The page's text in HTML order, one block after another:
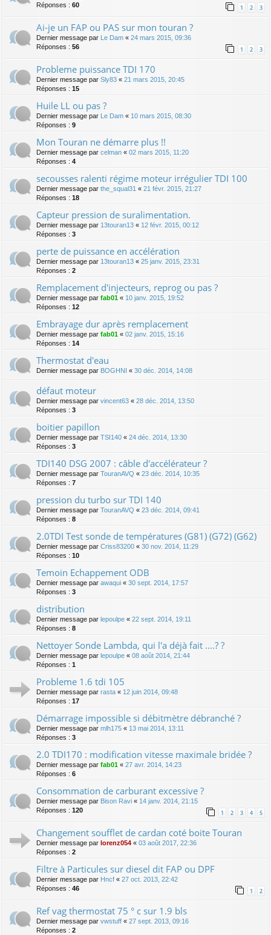
Réponses : 60 1 2 3
Ai-je un FAP ou PAS sur mon touran ?
Dernier message par Le Dam « 24 mars 2015, 09:36
Réponses : 56 1 2 3
Probleme puissance TDI 170
Dernier message par Sly83 « 21 mars 2015, 20:45
Réponses : 15
Huile LL ou pas ?
Dernier message par Le Dam « 10 mars 2015, 08:30
Réponses : 9
Mon Touran ne démarre plus !!
Dernier message par celman « 02 mars 2015, 11:20
Réponses : 4
secousses ralenti régime moteur irrégulier TDI 100
Dernier message par the_squal31 « 21 févr. 2015, 21:27
Réponses : 18
Capteur pression de suralimentation.
Dernier message par 13touran13 « 12 févr. 2015, 00:12
Réponses : 3
perte de puissance en accélération
Dernier message par 13touran13 « 25 janv. 2015, 23:31
Réponses : 2
Remplacement d'injecteurs, reprog ou pas ?
Dernier message par fab01 « 10 janv. 2015, 19:52
Réponses : 12
Embrayage dur après remplacement
Dernier message par fab01 « 02 janv. 2015, 15:16
Réponses : 14
Thermostat d'eau
Dernier message par BOGHNI « 30 déc. 2014, 14:08
défaut moteur
Dernier message par vincent63 « 28 déc. 2014, 13:50
Réponses : 3
boitier papillon
Dernier message par TSI140 « 24 déc. 2014, 13:30
Réponses : 3
TDI140 DSG 2007 : câble d'accélérateur ?
Dernier message par TouranAVQ « 23 déc. 2014, 10:35
Réponses : 7
pression du turbo sur TDI 140
Dernier message par TouranAVQ « 23 déc. 2014, 09:41
Réponses : 8
2.0TDI Test sonde de températures (G81) (G72) (G62)
Dernier message par Criss83200 « 30 nov. 2014, 11:29
Réponses : 10
Temoin Echappement ODB
Dernier message par awaqui « 30 sept. 2014, 17:57
Réponses : 3
distribution
Dernier message par lepoulpe « 22 sept. 2014, 19:11
Réponses : 8
Nettoyer Sonde Lambda, qui l'a déjà fait ....? ?
Dernier message par lepoulpe « 08 août 2014, 21:44
Réponses : 1
Probleme 1.6 tdi 105
Dernier message par rasta « 12 juin 2014, 09:48
Réponses : 17
Démarrage impossible si débitmètre débranché ?
Dernier message par mlh175 « 13 mai 2014, 13:11
Réponses : 3
2.0 TDI170 : modification vitesse maximale bridée ?
Dernier message par fab01 « 27 avr. 2014, 14:23
Réponses : 6
Consommation de carburant excessive ?
Dernier message par Bison Ravi « 14 janv. 2014, 21:15
Réponses : 120 1 2 3 4 5
Changement soufflet de cardan coté boite Touran
Dernier message par lorenz054 « 03 août 2017, 22:36
Réponses : 2
Filtre à Particules sur diesel dit FAP ou DPF
Dernier message par Hncf « 27 oct. 2013, 22:42
Réponses : 46 1 2
Ref vag thermostat 75 ° c sur 1.9 bls
Dernier message par vwstuff « 27 sept. 2013, 09:16
Réponses : 2